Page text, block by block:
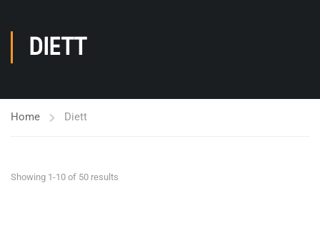
DIETT
Home Diett
Showing 1-10 of 50 results